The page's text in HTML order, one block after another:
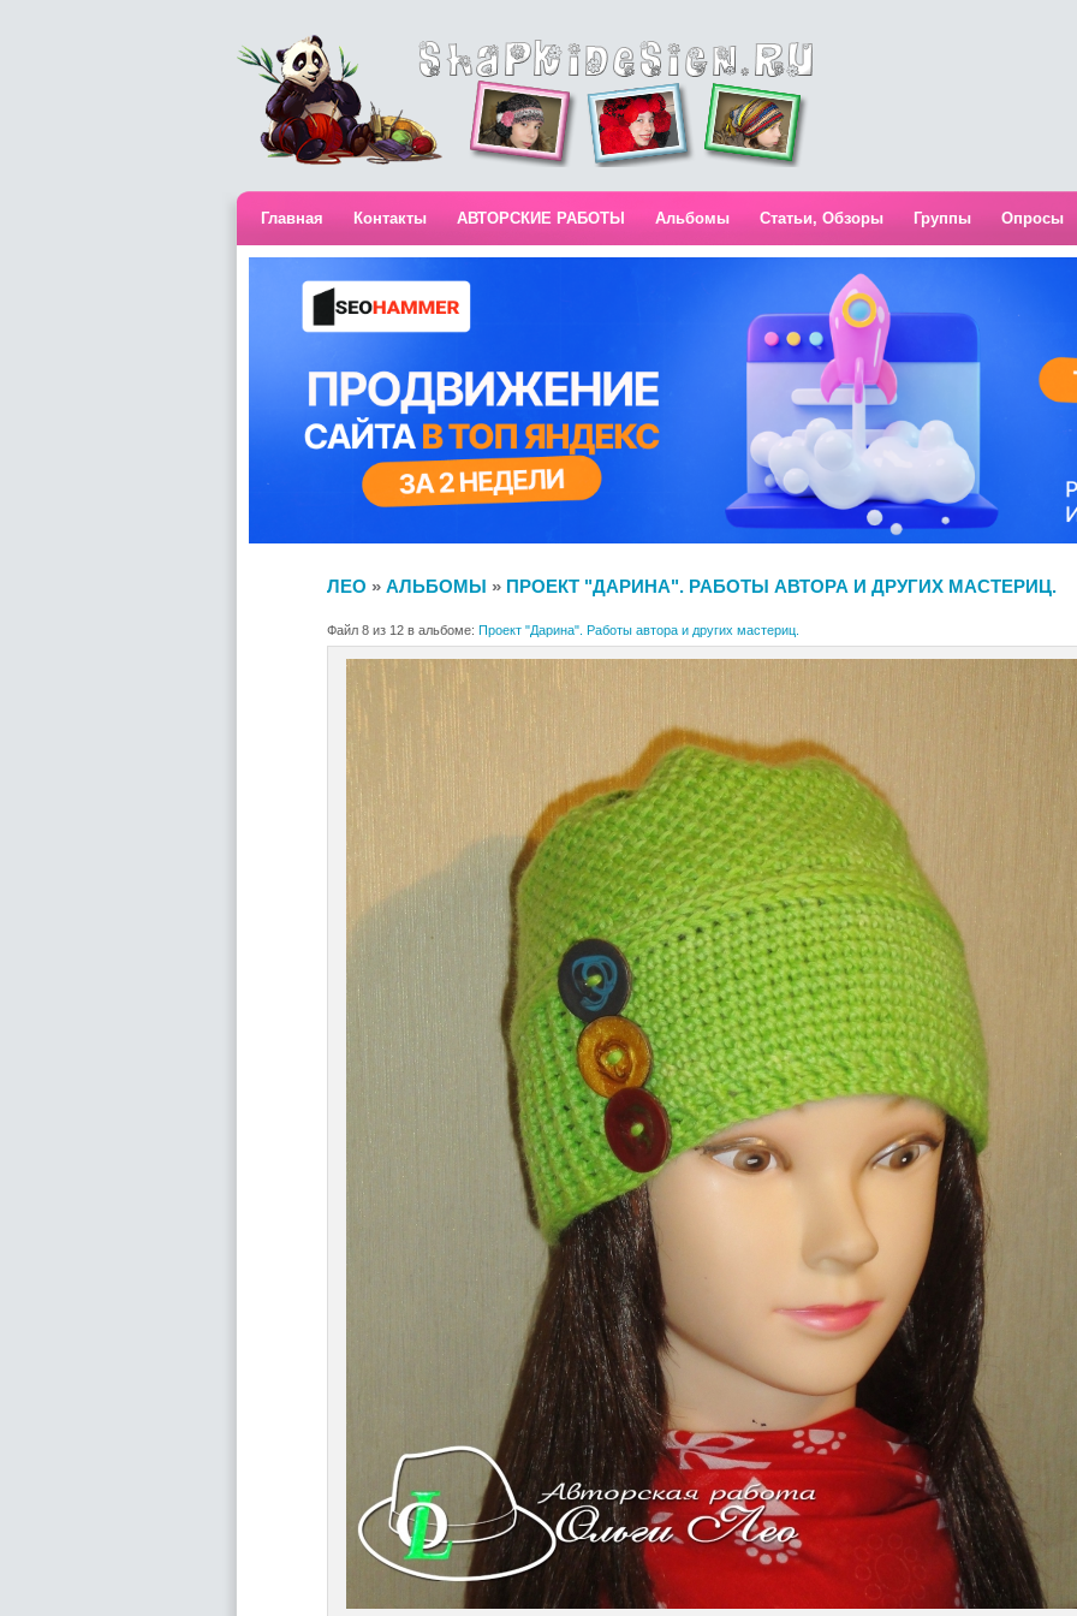
Главная Контакты АВТОРСКИЕ РАБОТЫ Альбомы Статьи, Обзоры Группы Опросы
ЛЕО » АЛЬБОМЫ » ПРОЕКТ "ДАРИНА". РАБОТЫ АВТОРА И ДРУГИХ МАСТЕРИЦ.
Файл 8 из 12 в альбоме: Проект "Дарина". Работы автора и других мастериц.